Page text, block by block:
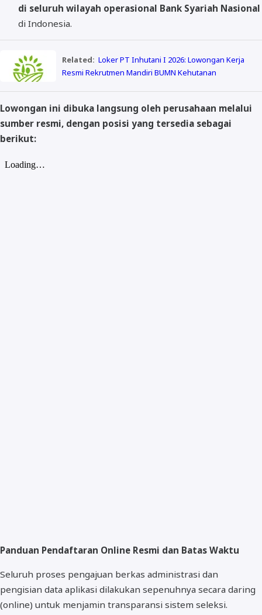
di seluruh wilayah operasional Bank Syariah Nasional
di Indonesia.
Related: Loker PT Inhutani I 2026: Lowongan Kerja
Resmi Rekrutmen Mandiri BUMN Kehutanan
Lowongan ini dibuka langsung oleh perusahaan melalui
sumber resmi, dengan posisi yang tersedia sebagai
berikut:
Panduan Pendaftaran Online Resmi dan Batas Waktu
Seluruh proses pengajuan berkas administrasi dan
pengisian data aplikasi dilakukan sepenuhnya secara daring
(online) untuk menjamin transparansi sistem seleksi.